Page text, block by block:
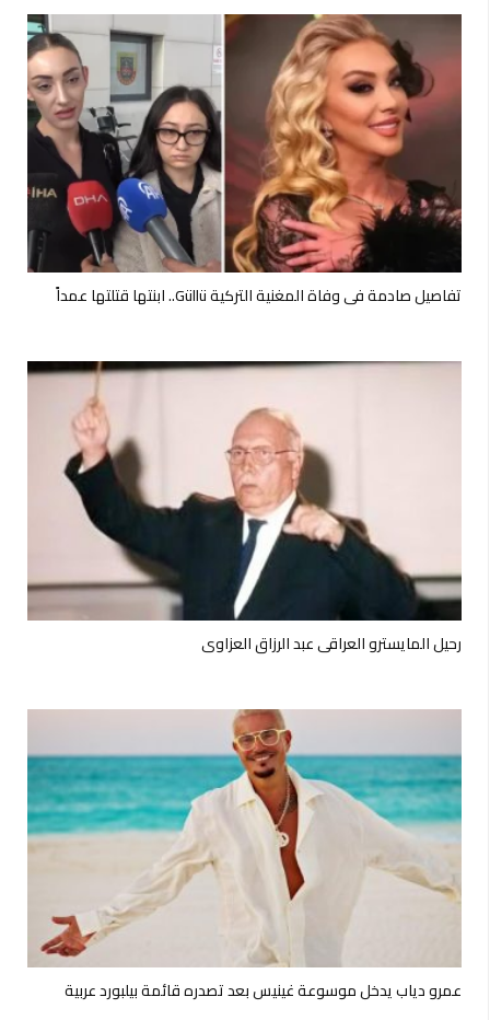
تفاصيل صادمة في وفاة المغنية التركية Güllü.. ابنتها قتلتها عمداً
رحيل المايسترو العراقي عبد الرزاق العزاوي
عمرو دياب يدخل موسوعة غينيس بعد تصدره قائمة بيلبورد عربية